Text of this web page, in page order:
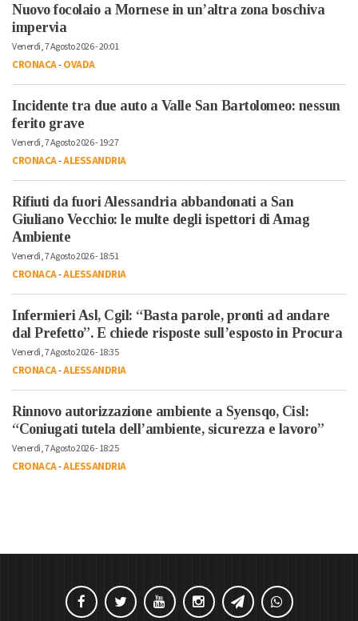
Nuovo focolaio a Mornese in un’altra zona boschiva
impervia
Venerdì, 7 Agosto 2026 - 20:01
CRONACA-OVADA
Incidente tra due auto a Valle San Bartolomeo: nessun
ferito grave
Venerdì, 7 Agosto 2026 - 19:27
CRONACA-ALESSANDRIA
Rifiuti da fuori Alessandria abbandonati a San
Giuliano Vecchio: le multe degli ispettori di Amag
Ambiente
Venerdì, 7 Agosto 2026 - 18:51
CRONACA-ALESSANDRIA
Infermieri Asl, Cgil: “Basta parole, pronti ad andare
dal Prefetto”. E chiede risposte sull’esposto in Procura
Venerdì, 7 Agosto 2026 - 18:35
CRONACA-ALESSANDRIA
Rinnovo autorizzazione ambiente a Syensqo, Cisl:
“Coniugati tutela dell’ambiente, sicurezza e lavoro”
Venerdì, 7 Agosto 2026 - 18:25
CRONACA-ALESSANDRIA